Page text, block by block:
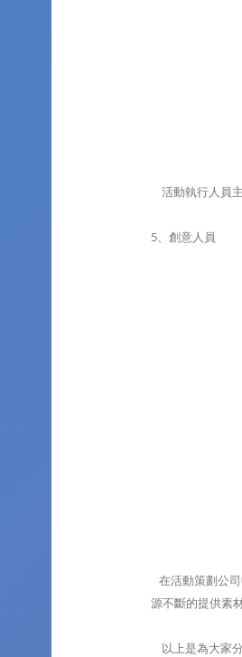
活動執行人員
5、創意人員
在活動策劃公
源不斷的提供素材
以上是為大家